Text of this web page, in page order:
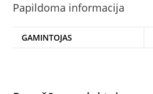
Papildoma informacija
GAMINTOJAS